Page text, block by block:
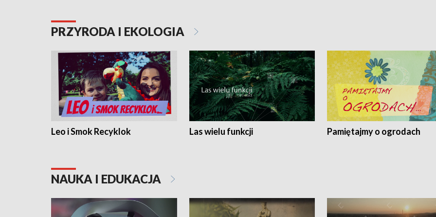
PRZYRODA I EKOLOGIA
Leo i Smok Recyklok Las wielu funkcji Pamiętajmy o ogrodach
NAUKA I EDUKACJA